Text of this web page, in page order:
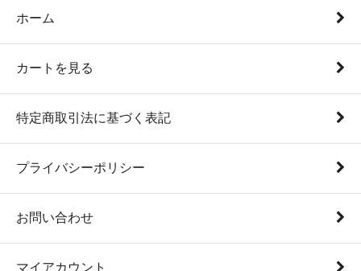
ホーム
カートを見る
特定商取引法に基づく表記
プライバシーポリシー
お問い合わせ
マイアカウント